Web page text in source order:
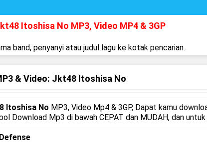
Itoshisa No MP3, Video MP4 & 3GP
band, penyanyi atau judul lagu ke kotak pencarian.
& Video: Jkt48 Itoshisa No
Itoshisa No MP3, Video Mp4 & 3GP, Dapat kamu
Download Mp3 di bawah CEPAT dan MUDAH, dan